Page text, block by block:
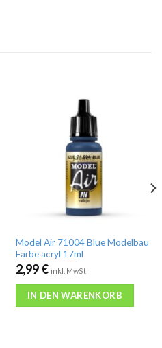
Model Air 71004 Blue Modelbau
Farbe acryl 17ml
2,99€ inkl. MwSt
IN DEN WARENKORB